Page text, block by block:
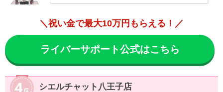
＼祝い金で最大10万円もらえる！／
ライバーサポート公式はこちら
シエルチャット八王子店